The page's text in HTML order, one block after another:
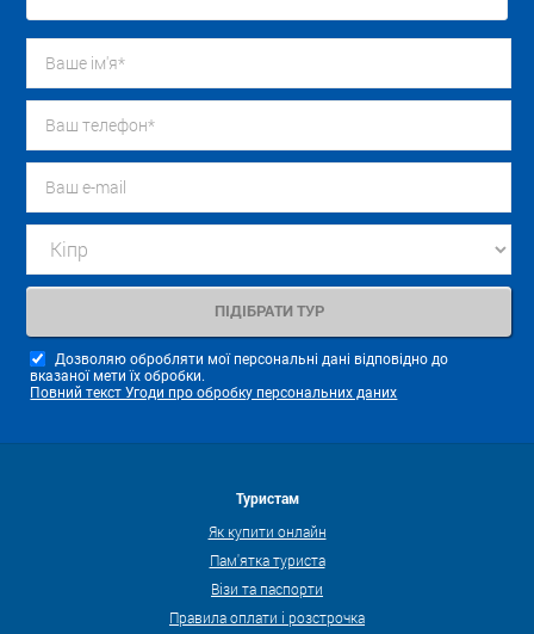
Дозволяю обробляти мої персональні дані відповідно до
вказаної мети їх обробки.
Повний текст Угоди про обробку персональних даних
Туристам
Як купити онлайн
Пам'ятка туриста
Візи та паспорти
Правила оплати і розстрочка